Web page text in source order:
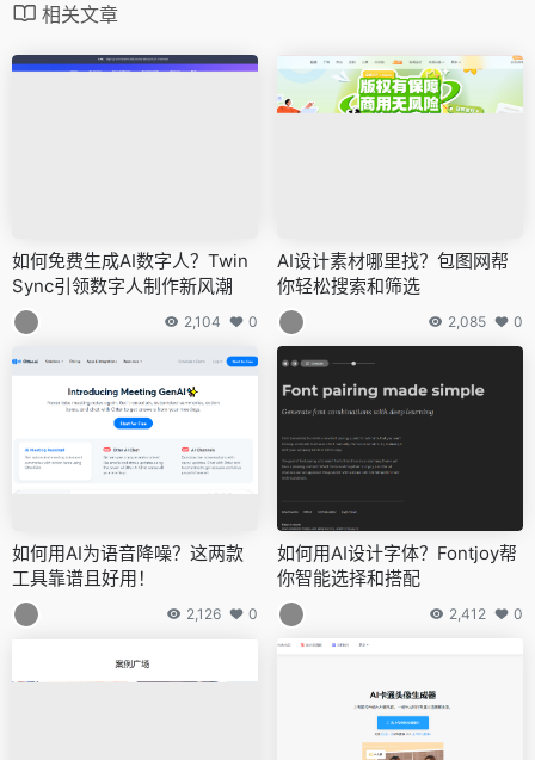
相关文章
如何免费生成AI数字人？Twin
Sync引领数字人制作新风潮
2,104 0
AI设计素材哪里找？包图网帮
你轻松搜索和筛选
2,085 0
如何用AI为语音降噪？这两款
工具靠谱且好用！
2,126 0
如何用AI设计字体？Fontjoy帮
你智能选择和搭配
2,412 0